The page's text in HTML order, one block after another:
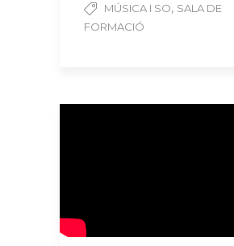
MÚSICA I SO, SALA DE
FORMACIÓ